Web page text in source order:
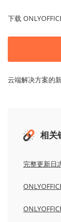
下载
云端解决方案的
相关
完整更新日